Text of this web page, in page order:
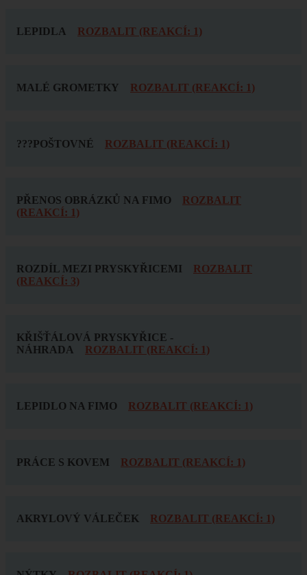
LEPIDLA ROZBALIT (REAKCÍ: 1)
MALÉ GROMETKY ROZBALIT (REAKCÍ: 1)
???POŠTOVNÉ ROZBALIT (REAKCÍ: 1)
PŘENOS OBRÁZKŮ NA FIMO
ROZBALIT
(REAKCÍ: 1)
ROZDÍL MEZI PRYSKYŘICEMI
ROZBALIT
(REAKCÍ: 3)
KŘIŠŤÁLOVÁ PRYSKYŘICE -
NÁHRADA
ROZBALIT (REAKCÍ: 1)
LEPIDLO NA FIMO ROZBALIT (REAKCÍ: 1)
PRÁCE S KOVEM ROZBALIT (REAKCÍ: 1)
AKRYLOVÝ VÁLEČEK ROZBALIT (REAKCÍ: 1)